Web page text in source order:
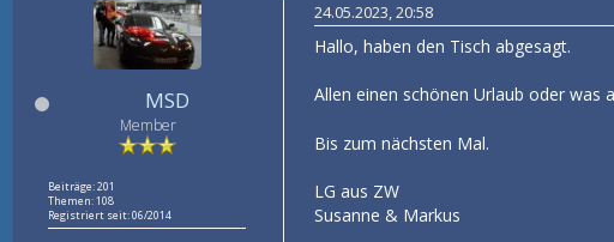
MSD
Member
Beiträge: 201
Themen: 108
Registriert seit: 06/2014
24.05.2023, 20:58
Hallo, haben den Tisch abgesagt.
Allen einen schönen Urlaub oder was
Bis zum nächsten Mal.
LG aus ZW
Susanne & Markus